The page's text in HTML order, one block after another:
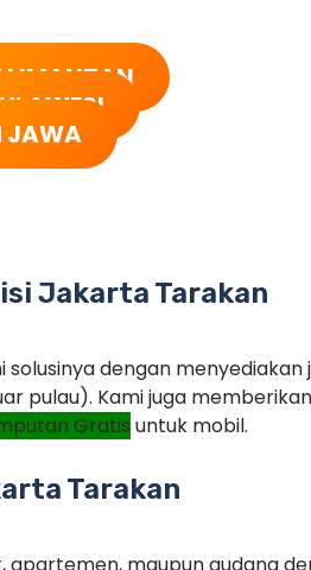
JAWA
Jakarta Tarakan
dengan
pulau). Kami juga
Gratis untuk mobil.
Tarakan
apartemen, maupun gudang